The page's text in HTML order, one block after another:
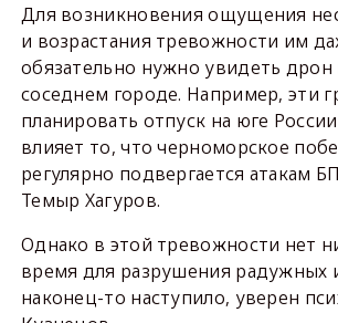
Для возникновения ощущения
и возрастания тревожности им
обязательно нужно увидеть дрон
соседнем городе. Например, эти
планировать отпуск на юге
влияет то, что черноморское
регулярно подвергается атакам
Темыр Хагуров.
Однако в этой тревожности нет
время для разрушения радужных
наконец-то наступило, уверен